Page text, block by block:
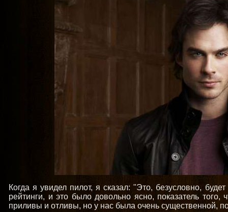
Когда я увидел пилот, я сказал: "Это, безусловно,
рейтинги, и это было довольно ясно, показатель
приливы и отливы, но у нас была очень существенной,